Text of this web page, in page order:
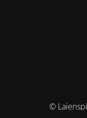
©